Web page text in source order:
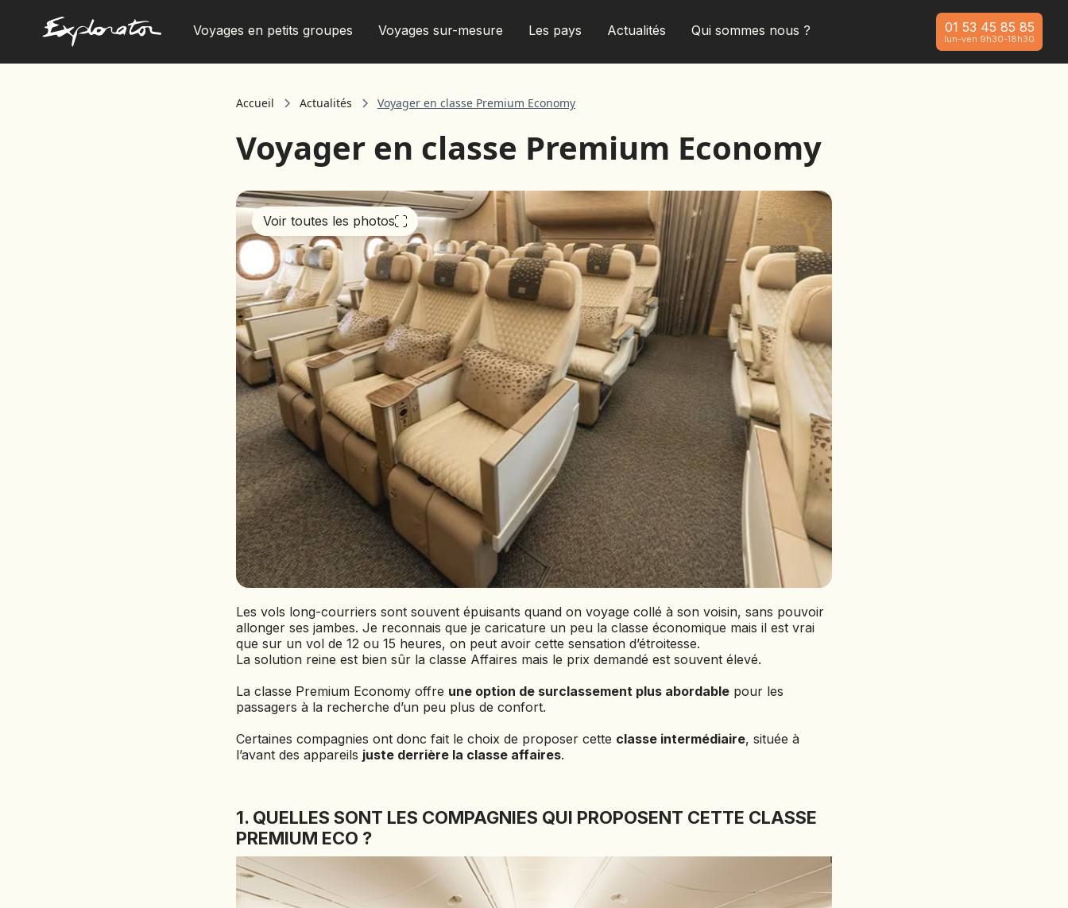
Voyages en petits groupes Voyages sur-mesure Les pays Actualités Qui sommes nous ? 01 53 45 85 85
lun-ven 9h30-18h30
AFRIQUE DU SUD
ALGÉRIE
ANGOLA
ARABIE SAOUDITE
ARGENTINE
ARMÉNIE
AZERBAÏDJAN
BANGLADESH
BÉNIN
BHOUTAN
BOLIVIE
BOSNIE-
HERZÉGOVINE
BOTSWANA
BRÉSIL
BURUNDI
CAMBODGE
CAP VERT
CHILI
CHINE
CHYPRE
COLOMBIE
CORÉE DU SUD
COSTA RICA
DJIBOUTI
EMIRATS ARABES
EQUATEUR
ERYTHRÉE
ESTONIE
Accueil Actualités Voyager en classe Premium Economy
Voyager en classe Premium Economy
Voir toutes les photos
Les vols long-courriers sont souvent épuisants quand on voyage collé à son voisin, sans pouvoir
allonger ses jambes. Je reconnais que je caricature un peu la classe économique mais il est vrai
que sur un vol de 12 ou 15 heures, on peut avoir cette sensation d’étroitesse.
La solution reine est bien sûr la classe Affaires mais le prix demandé est souvent élevé.
La classe Premium Economy offre une option de surclassement plus abordable pour les
passagers à la recherche d’un peu plus de confort.
Certaines compagnies ont donc fait le choix de proposer cette classe intermédiaire, située à
l’avant des appareils juste derrière la classe affaires.
1. QUELLES SONT LES COMPAGNIES QUI PROPOSENT CETTE CLASSE
PREMIUM ECO ?